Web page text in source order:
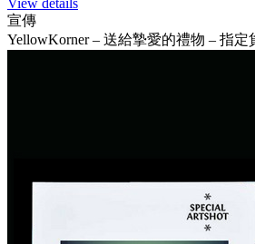
View details
宣傳
YellowKorner – 送給摯愛的禮物 – 指定